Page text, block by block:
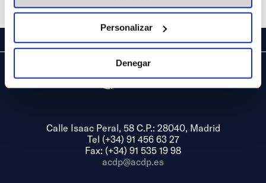
Personalizar
Denegar
Calle Isaac Peral, 58 C.P.: 28040, Madrid
Tel (+34) 91 456 63 27
Fax: (+34) 91 535 19 98
acdp@acdp.es